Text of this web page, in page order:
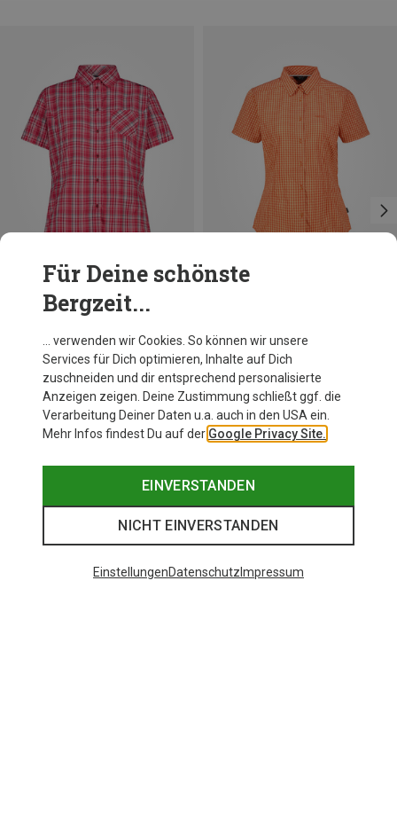
+8
Damen Bluse
Für Deine schönste
Bergzeit...
… verwenden wir Cookies. So können wir unsere
Services für Dich optimieren, Inhalte auf Dich
zuschneiden und dir entsprechend personalisierte
Anzeigen zeigen. Deine Zustimmung schließt ggf. die
Verarbeitung Deiner Daten u.a. auch in den USA ein.
Mehr Infos findest Du auf der Google Privacy Site.
EINVERSTANDEN
NICHT EINVERSTANDEN
EinstellungenDatenschutz Impressum